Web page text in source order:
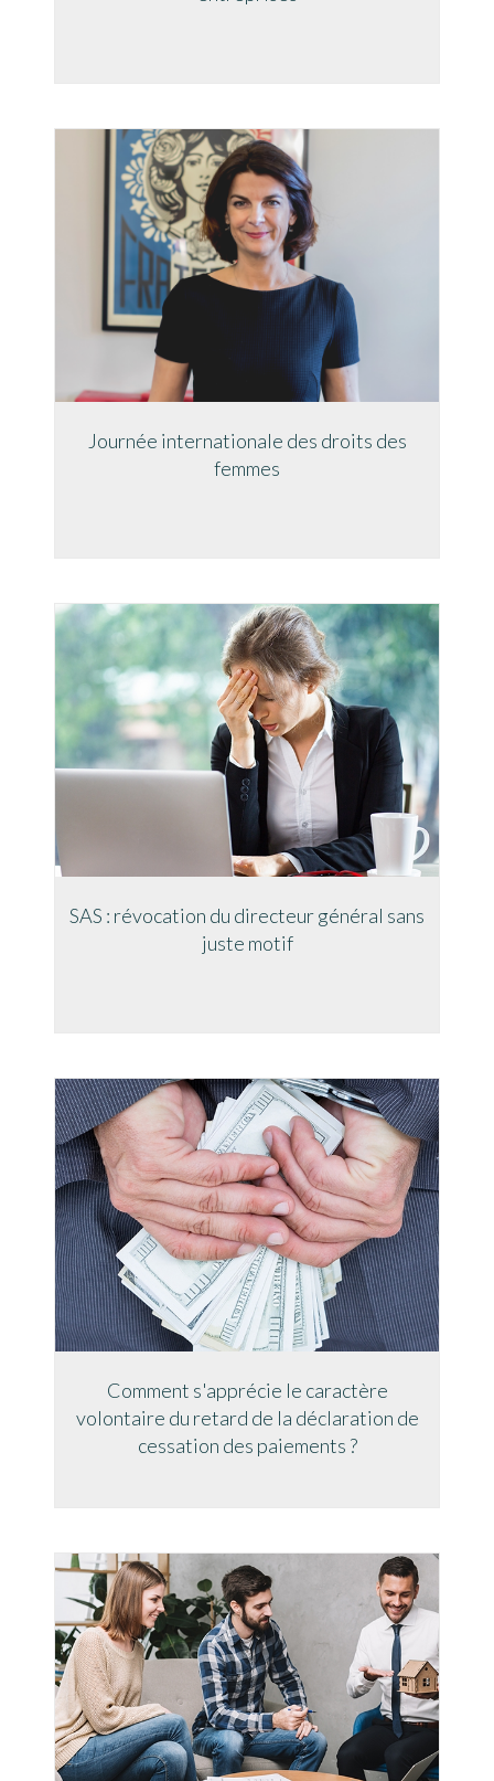
Journée internationale des droits des
femmes
SAS : révocation du directeur général sans
juste motif
Comment s'apprécie le caractère
volontaire du retard de la déclaration de
cessation des paiements ?